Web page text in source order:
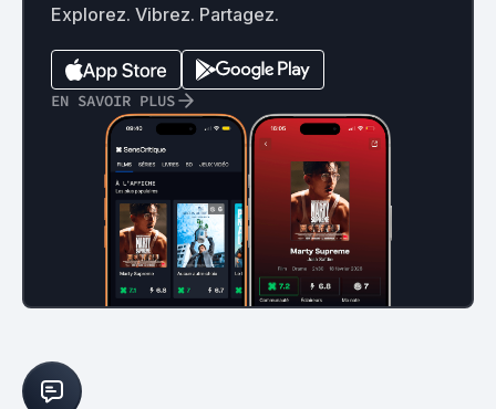
Explorez. Vibrez. Partagez.
EN SAVOIR PLUS